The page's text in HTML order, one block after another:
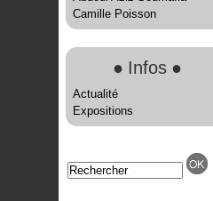
Camille Poisson
● Infos ●
Actualité
Expositions